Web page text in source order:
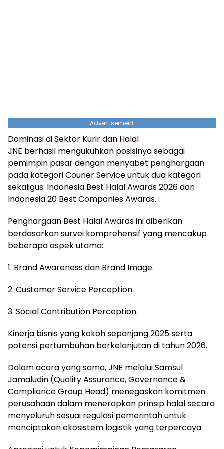
Advertisement
Dominasi di Sektor Kurir dan Halal
JNE berhasil mengukuhkan posisinya sebagai
pemimpin pasar dengan menyabet penghargaan
pada kategori Courier Service untuk dua kategori
sekaligus: Indonesia Best Halal Awards 2026 dan
Indonesia 20 Best Companies Awards.
Penghargaan Best Halal Awards ini diberikan
berdasarkan survei komprehensif yang mencakup
beberapa aspek utama:
1. Brand Awareness dan Brand Image.
2. Customer Service Perception.
3. Social Contribution Perception.
Kinerja bisnis yang kokoh sepanjang 2025 serta
potensi pertumbuhan berkelanjutan di tahun 2026.
Dalam acara yang sama, JNE melalui Samsul
Jamaludin (Quality Assurance, Governance &
Compliance Group Head) menegaskan komitmen
perusahaan dalam menerapkan prinsip halal secara
menyeluruh sesuai regulasi pemerintah untuk
menciptakan ekosistem logistik yang terpercaya.